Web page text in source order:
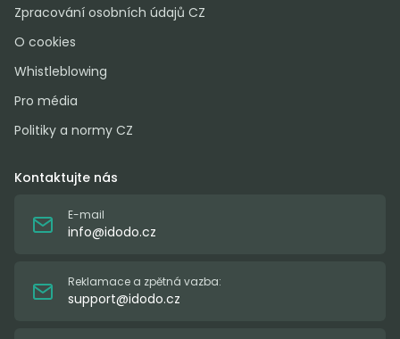
Zpracování osobních údajů CZ
O cookies
Whistleblowing
Pro média
Politiky a normy CZ
Kontaktujte nás
E-mail
info@idodo.cz
Reklamace a zpětná vazba:
support@idodo.cz